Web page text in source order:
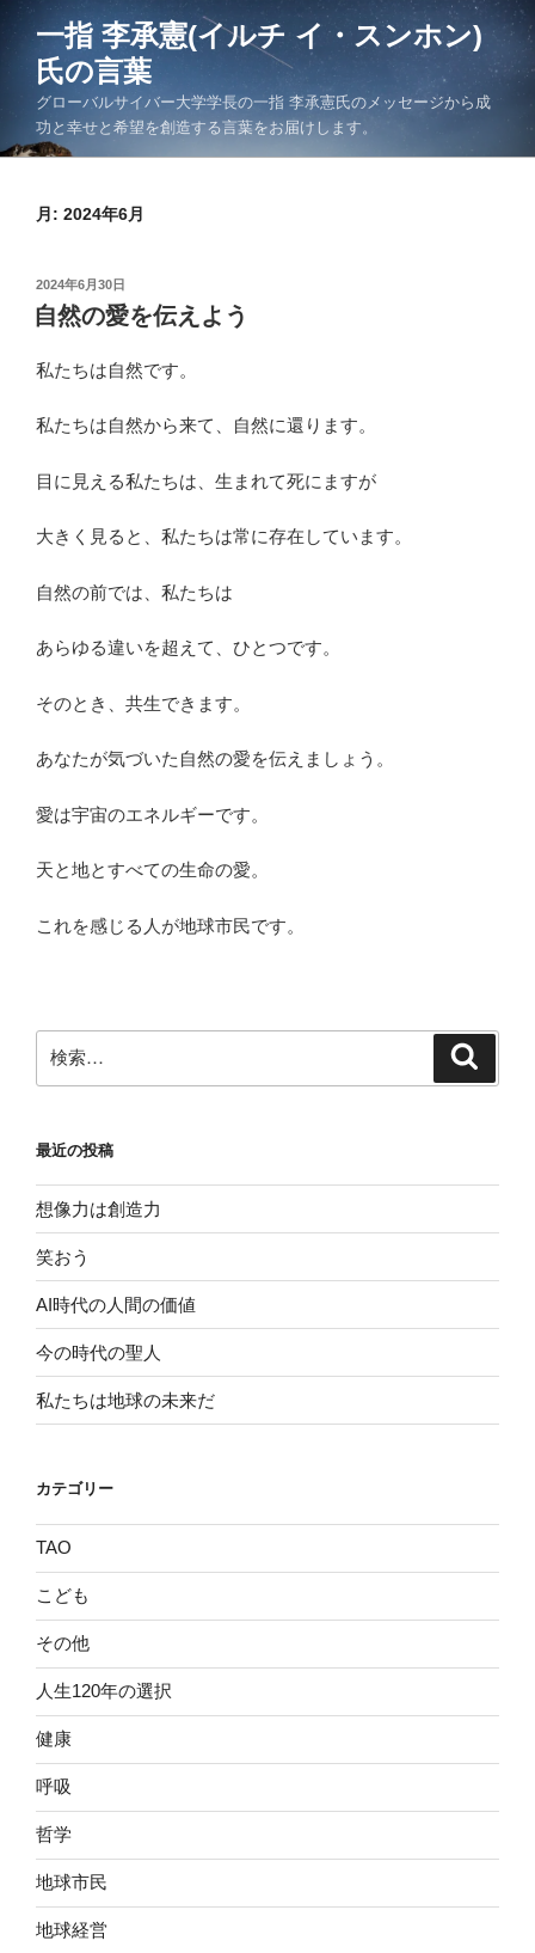
へ
一指 李承憲(イルチ イ・スンホン)
氏の言葉
グローバルサイバー大学学長の一指 李承憲氏のメッセージから成
功と幸せと希望を創造する言葉をお届けします。
月: 2024年6月
投
稿
日:
2024年6月30日
自然の愛を伝えよう
私たちは自然です。
私たちは自然から来て、自然に還ります。
目に見える私たちは、生まれて死にますが
大きく見ると、私たちは常に存在しています。
自然の前では、私たちは
あらゆる違いを超えて、ひとつです。
そのとき、共生できます。
あなたが気づいた自然の愛を伝えましょう。
愛は宇宙のエネルギーです。
天と地とすべての生命の愛。
これを感じる人が地球市民です。
索:
最近の投稿
想像力は創造力
笑おう
AI時代の人間の価値
今の時代の聖人
私たちは地球の未来だ
カテゴリー
TAO
こども
その他
人生120年の選択
健康
呼吸
哲学
地球市民
地球経営